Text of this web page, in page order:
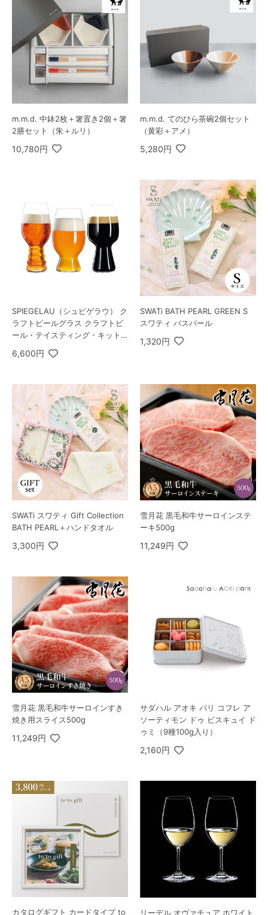
m.m.d. 中鉢2枚＋箸置き2個＋箸
2膳セット（朱＋ルリ）
10,780円
m.m.d. てのひら茶碗2個セット
（黄彩＋アメ）
5,280円
SPIEGELAU（シュピゲラウ） ク
ラフトビールグラス クラフトビ
ール・テイスティング・キット
6,600円
SWATi BATH PEARL GREEN S
スワティ バスパール
1,320円
SWATi スワティ Gift Collection
BATH PEARL＋ハンドタオル
3,300円
雪月花 黒毛和牛サーロインステ
ーキ500g
11,249円
雪月花 黒毛和牛サーロインすき
焼き用スライス500g
11,249円
サダハル アオキ パリ コフレ ア
ソーティモン ドゥ ビスキュイ ド
ゥミ（9種100g入り）
2,160円
カタログギフト カードタイプ to
リーデル オヴァチュア ホワイト